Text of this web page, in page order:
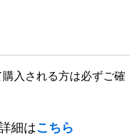
入される方は必ずご確
細はこちら